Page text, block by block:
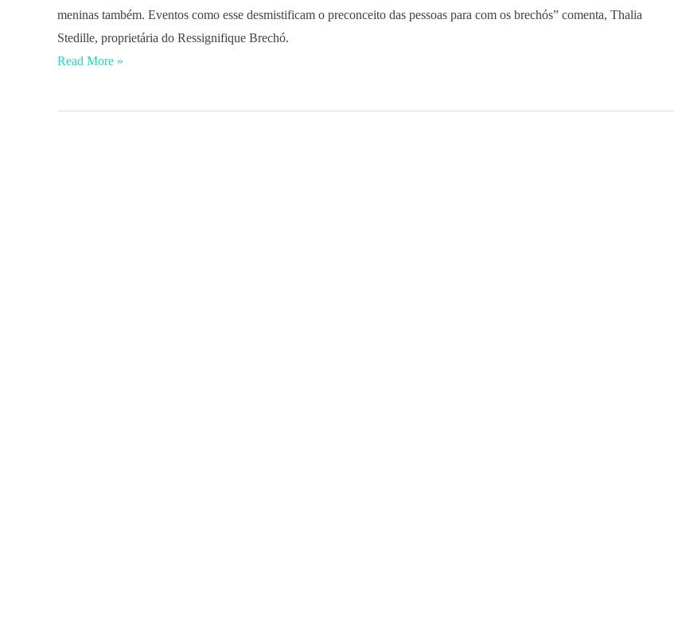
meninas também. Eventos como esse desmistificam o preconceito das pessoas para com os brechós” comenta, Thalia
Stedille, proprietária do Ressignifique Brechó.
Read More »